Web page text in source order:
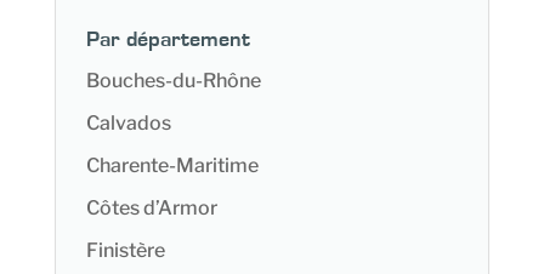
Par département
Bouches-du-Rhône
Calvados
Charente-Maritime
Côtes d’Armor
Finistère